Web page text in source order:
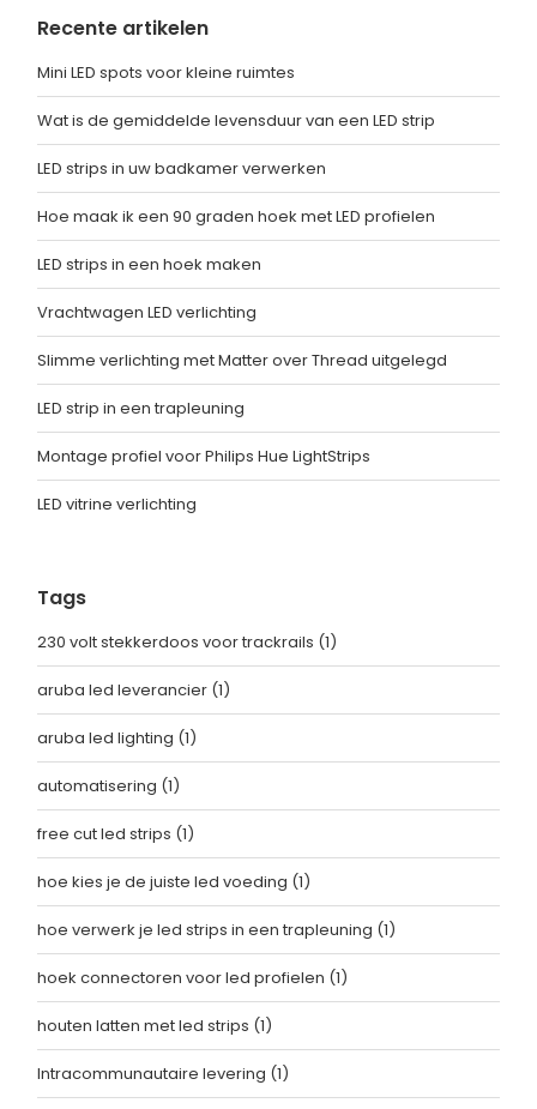
Recente artikelen
Mini LED spots voor kleine ruimtes
Wat is de gemiddelde levensduur van een LED strip
LED strips in uw badkamer verwerken
Hoe maak ik een 90 graden hoek met LED profielen
LED strips in een hoek maken
Vrachtwagen LED verlichting
Slimme verlichting met Matter over Thread uitgelegd
LED strip in een trapleuning
Montage profiel voor Philips Hue LightStrips
LED vitrine verlichting
Tags
230 volt stekkerdoos voor trackrails (1)
aruba led leverancier (1)
aruba led lighting (1)
automatisering (1)
free cut led strips (1)
hoe kies je de juiste led voeding (1)
hoe verwerk je led strips in een trapleuning (1)
hoek connectoren voor led profielen (1)
houten latten met led strips (1)
Intracommunautaire levering (1)